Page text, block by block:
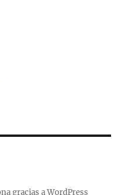
gracias a WordPress